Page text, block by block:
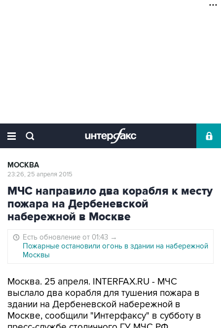
МОСКВА
23:26, 25 апреля 2015
МЧС направило два корабля к месту
пожара на Дербеневской
набережной в Москве
Есть обновление от 01:43 →
Пожарные остановили огонь в здании на набережной
Москвы
Москва. 25 апреля. INTERFAX.RU - МЧС
выслало два корабля для тушения пожара в
здании на Дербеневской набережной в
Москве, сообщили "Интерфаксу" в субботу в